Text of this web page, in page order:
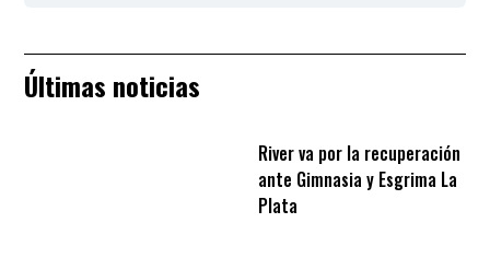
Últimas noticias
River va por la recuperación
ante Gimnasia y Esgrima La
Plata